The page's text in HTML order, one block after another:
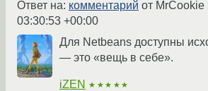
Ответ на: комментарий от MrCookie
03:30:53 +00:00
Для Netbeans доступны
— это «вещь в себе».
iZEN ★★★★★